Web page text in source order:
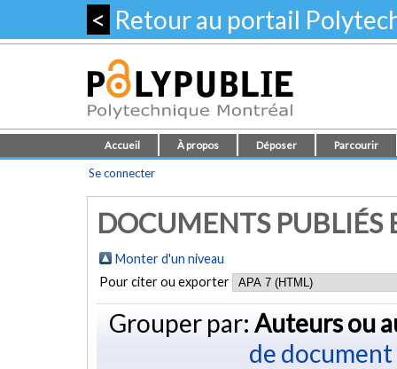
< Retour au portail
Accueil À propos Déposer Parcourir
Se connecter
DOCUMENTS PUBLIÉS
Monter d'un niveau
Pour citer ou exporter
Grouper par: Auteurs ou
de document